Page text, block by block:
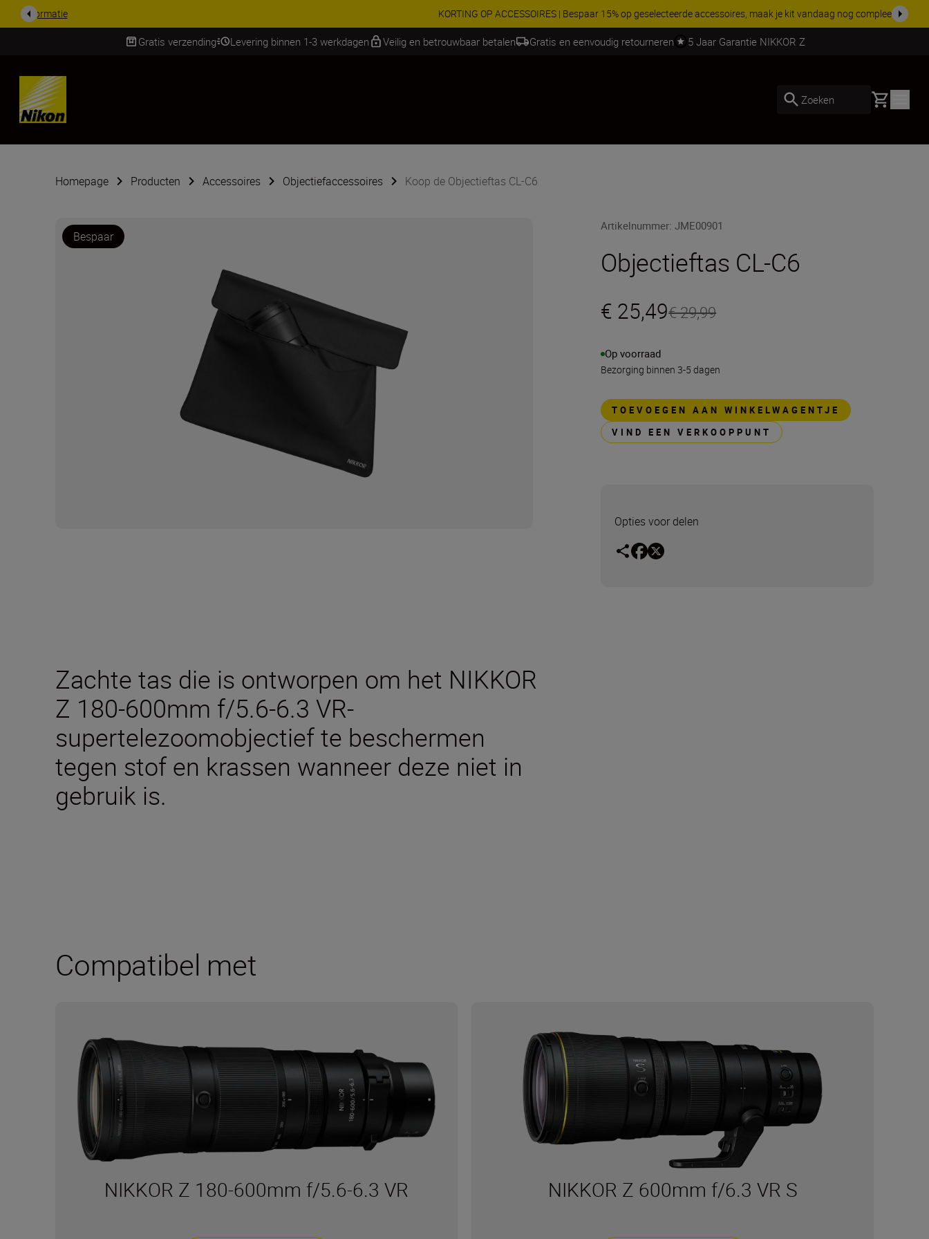
KORTING OP ACCESSOIRES | Bespaar 15% op geselecteerde accessoires, maak je kit vandaag nog compleetKoop nu
Gratis verzending Levering binnen 1-3 werkdagen Veilig en betrouwbaar betalen Gratis en eenvoudig retourneren 5 Jaar Garantie NIKKOR Z
Skip
Zoeken Basket
Homepage Producten Accessoires Objectiefaccessoires Koop de Objectieftas CL-C6
Bespaar
Artikelnummer:JME00901
Objectieftas CL-C6
€ 25,49€ 29,99
Op voorraad
Bezorging binnen 3-5 dagen
TOEVOEGEN AAN WINKELWAGENTJE
VIND EEN VERKOOPPUNT
Opties voor delen
Zachte tas die is ontworpen om het NIKKOR
Z 180-600mm f/5.6-6.3 VR-
supertelezoomobjectief te beschermen
tegen stof en krassen wanneer deze niet in
gebruik is.
Compatibel met
NIKKOR Z 180-600mm f/5.6-6.3 VR NIKKOR Z 600mm f/6.3 VR S